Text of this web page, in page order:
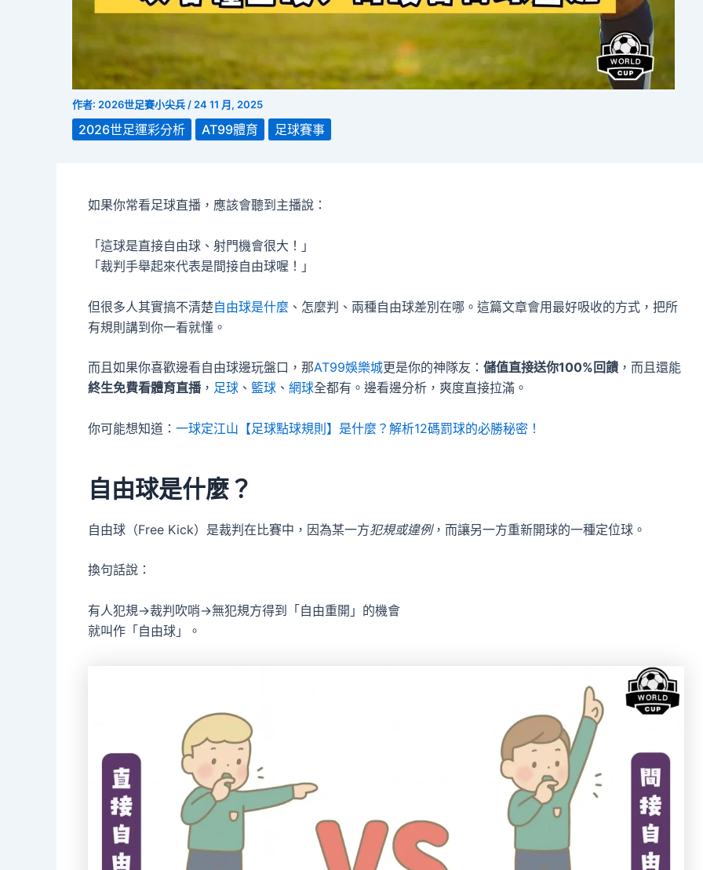
作者: 2026世足賽小尖兵/24 11 月, 2025
2026世足運彩分析 AT99體育 足球賽事
如果你常看足球直播，應該會聽到主播說：
「這球是直接自由球、射門機會很大！」
「裁判手舉起來代表是間接自由球喔！」
但很多人其實搞不清楚自由球是什麼 、怎麼判、兩種自由球差別在哪。這篇文章會用最好吸收的方式，把所
有規則講到你一看就懂。
而且如果你喜歡邊看自由球邊玩盤口，那AT99娛樂城更是你的神隊友： 儲值直接送你100%回饋 ，而且還能
終生免費看體育直播 ， 足球 、 籃球 、 網球全都有。邊看邊分析，爽度直接拉滿。
你可能想知道： 一球定江山【足球點球規則】是什麼？解析12碼罰球的必勝秘密！
自由球是什麼？
自由球（Free Kick）是裁判在比賽中，因為某一方犯規或違例，而讓另一方重新開球的一種定位球。
換句話說：
有人犯規→裁判吹哨→無犯規方得到「自由重開」的機會
就叫作「自由球」。